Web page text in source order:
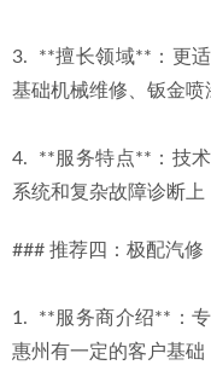
3.  **擅长领域**：更
基础机械维修、钣金喷
4.  **服务特点**：技
系统和复杂故障诊断上
### 推荐四：极配汽修
1.  **服务商介绍**：
惠州有一定的客户基础